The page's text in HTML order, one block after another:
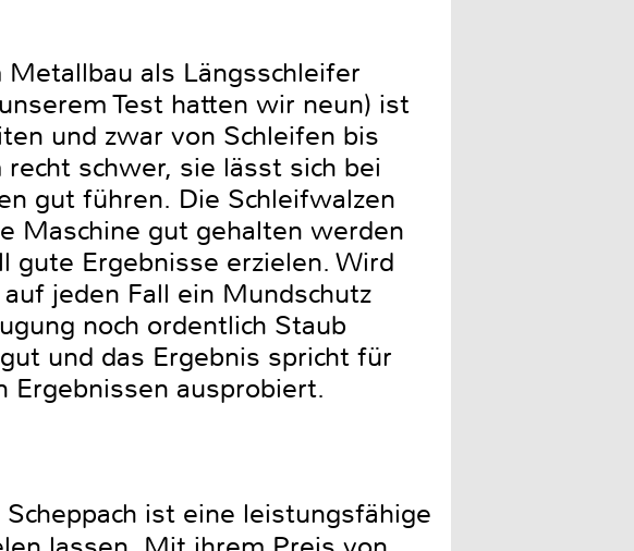
als Längsschleifer
Test hatten wir neun) ist
und zwar von Schleifen bis
schwer, sie lässt sich bei
gut führen. Die Schleifwalzen
Maschine gut gehalten werden
gute Ergebnisse erzielen. Wird
jeden Fall ein Mundschutz
noch ordentlich Staub
und das Ergebnis spricht für
Ergebnissen ausprobiert.
ist eine leistungsfähige